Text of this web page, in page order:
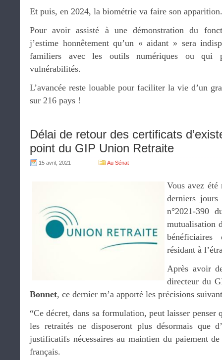
Et puis, en 2024, la biométrie va faire son apparition.
Pour avoir assisté à une démonstration du
j’estime honnêtement qu’un « aidant » sera
familiers avec les outils numériques ou qui
vulnérabilités.
L’avancée reste louable pour faciliter la vie d’un
sur 216 pays !
Délai de retour des certificats
point du GIP Union Retraite
15 avril, 2021 Au Sénat
Vous avez
derniers
n°2021-390
mutualisation
bénéficiaires
résidant à
Après avoir
directeur du
Bonnet, ce dernier m’a apporté les précisions
“Ce décret, dans sa formulation, peut laisser penser
les retraités ne disposeront plus désormais que
justificatifs nécessaires au maintien du paiement
français.